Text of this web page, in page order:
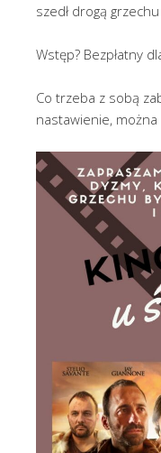
szedł drogą
Wstęp? Bezpłatny
Co trzeba z sobą
nastawienie,